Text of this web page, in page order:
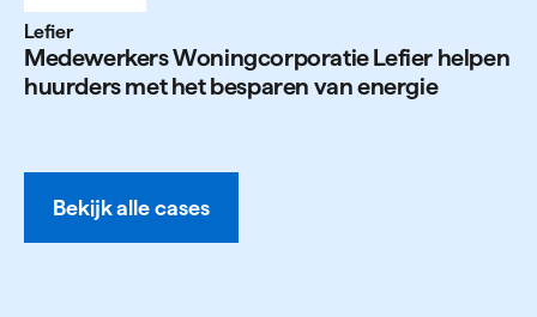
Lefier
Mede­werkers Woning­cor­poratie Lefier helpen
huurders met het besparen van energie
Bekijk alle cases